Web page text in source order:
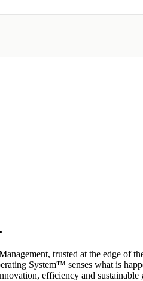
trusted at the edge of
System™ senses what is
efficiency and